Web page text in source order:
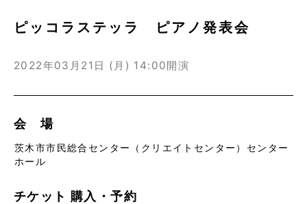
ピッコラステッラ ピアノ発表会
2022年03月21日 (月) 14:00開演
会 場
茨木市市民総合センター（クリエイトセンター）センター
ホール
チケット 購入・予約